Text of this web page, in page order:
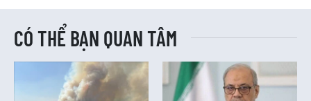
CÓ THỂ BẠN QUAN TÂM